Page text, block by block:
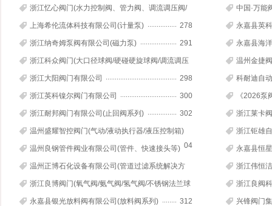
188
阀/球面蝶
浙江忆心阀门(水力控制阀、管力阀、调流调压阀/
液力自动阀)
206
中国·万能
上海希伦流体科技有限公司(计量泵) 278 永嘉县英
浙江纳奇姆泵阀有限公司(磁力泵) 291
永嘉县海
泵/化工泵
浙江科众阀门(大口径球阀/硬碰硬旋球阀/调流调压
阀/偏心半球阀)
296
温州金捷
浙江大阳阀门有限公司 298
科耐迪自
门
浙江英科镍尔阀门有限公司 300 《2026
浙江耐邦阀门有限公司(止回阀系列) 302 浙江莱卡
温州盛耀智控阀门(气动/液动执行器/液压控制箱)
304
浙江钜雄
温州良钢管件阀业有限公司(管件、快速接头等)
306
永嘉县恒
用阀)
温州正博石化设备有限公司(管道过滤系统解决方
案)
308
浙江伟恒
浙江良博阀门(氧气阀/氨气阀/氢气阀/不锈钢法兰球
阀)
310
浙江良阀
标球阀/偏
永嘉县银光放料阀有限公司(放料阀系列) 312 兴锋阀门